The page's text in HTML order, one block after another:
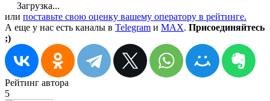
Загрузка...
или поставьте свою оценку вашему оператору в рейтинге.
А еще у нас есть каналы в Telegram и MAX. Присоединяйтесь
;)
Рейтинг автора
5